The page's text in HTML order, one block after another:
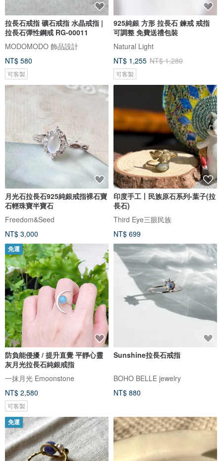
拉長石戒指 礦石戒指 水晶戒指 |
拉長石彈性鋼戒 RG-00011
MODOMODO 飾品設計
NT$ 580
可客製
925純銀 方形 拉長石 鍊戒 戒指
可調整 免費送禮包裝
Natural Light
NT$ 1,255 NT$ 1,280
可客製
月光石拉長石925純銀戒指裸石寶
石輕珠寶半寶石
Freedom&Seed
NT$ 3,000
印度手工丨民族原石系列-葉子(拉
長石)
Third Eye三眼民族
NT$ 699
免運
防負能侵擾 / 提升直覺 平靜心靈
灰月光拉長石純銀戒指
一抹月光 Emoonstone
NT$ 2,580
可客製
Sunshine拉長石戒指
BOHO BELLE jewelry
NT$ 880
免運